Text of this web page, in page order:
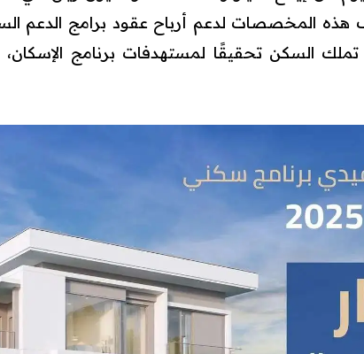
يناير 2025. وتهدف هذه المخصصات لدعم أرباح عقود برامج
السكن تحقيقًا لمستهدفات برنامج الإسكان،